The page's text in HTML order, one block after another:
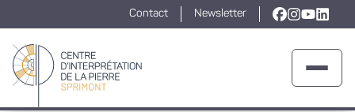
Contact Newsletter
Lien vers la
Lien vers
LienLien